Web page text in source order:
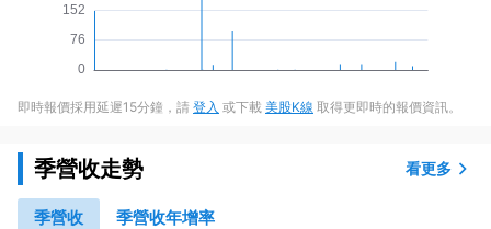
即時報價採用延遲15分鐘，請 登入 或下載 美股K線 取得更即時的報價資訊。
季營收走勢 看更多
季營收 季營收年增率